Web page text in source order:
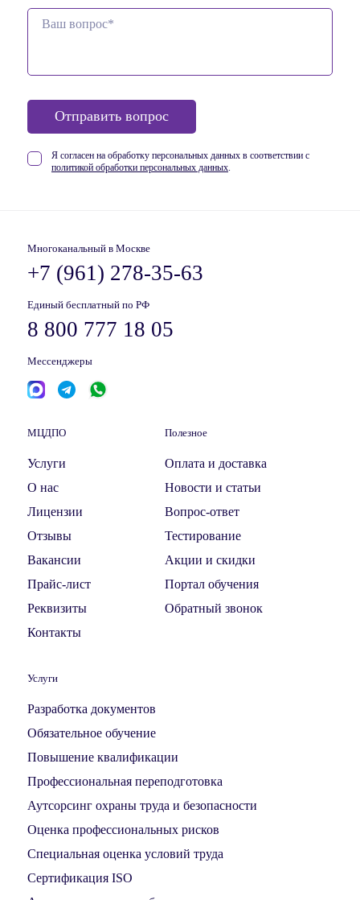
Отправить вопрос
Я согласен на обработку персональных данных в соответствии с
политикой обработки персональных данных
Многоканальный в Москве
+7 (961) 278-35-63
Единый бесплатный по РФ
8 800 777 18 05
Мессенджеры
МЦДПО
Услуги
О нас
Лицензии
Отзывы
Вакансии
Прайс-лист
Реквизиты
Контакты
Полезное
Оплата и доставка
Новости и статьи
Вопрос-ответ
Тестирование
Акции и скидки
Портал обучения
Обратный звонок
Услуги
Разработка документов
Обязательное обучение
Повышение квалификации
Профессиональная переподготовка
Аутсорсинг охраны труда и безопасности
Оценка профессиональных рисков
Специальная оценка условий труда
Сертификация ISO